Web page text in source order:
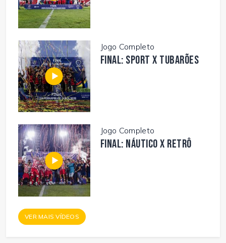
Jogo Completo
FINAL: SPORT X TUBARÕES
Jogo Completo
FINAL: NÁUTICO X RETRÔ
VER MAIS VÍDEOS